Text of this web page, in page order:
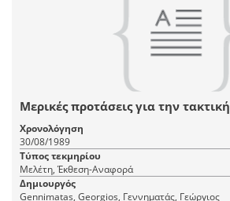
Μερικές προτάσεις για την τακτική
Χρονολόγηση
30/08/1989
Τύπος τεκμηρίου
Μελέτη, Έκθεση-Αναφορά
Δημιουργός
Gennimatas, Georgios, Γεννηματάς, Γεώργιος